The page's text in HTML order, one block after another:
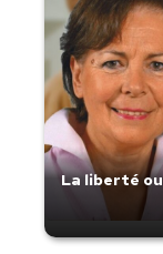
La liberté